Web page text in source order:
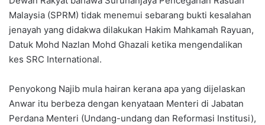
Malaysia (SPRM) tidak menemui sebarang bukti kesalahan
jenayah yang didakwa dilakukan Hakim Mahkamah Rayuan,
Datuk Mohd Nazlan Mohd Ghazali ketika mengendalikan
kes SRC International.
Penyokong Najib mula hairan kerana apa yang dijelaskan
Anwar itu berbeza dengan kenyataan Menteri di Jabatan
Perdana Menteri (Undang-undang dan Reformasi Institusi),